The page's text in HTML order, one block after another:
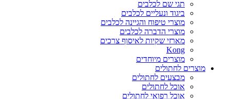
תגי שם לכלבים
ביגוד ונעליים לכלבים
מוצרי טיפוח והגיינה לכלבים
מוצרי הדברה לכלבים
מארזי שקיות לאיסוף צרכים
Kong
מוצרים מיוחדים
מוצרים לחתולים
מבצעים לחתולים
אוכל לחתולים
אוכל רפואי לחתולים